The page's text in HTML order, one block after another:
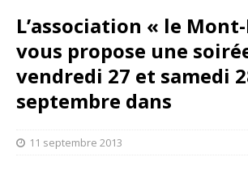
L’association « le
vous propose une
vendredi 27 et samedi
septembre dans
11 septembre 2013